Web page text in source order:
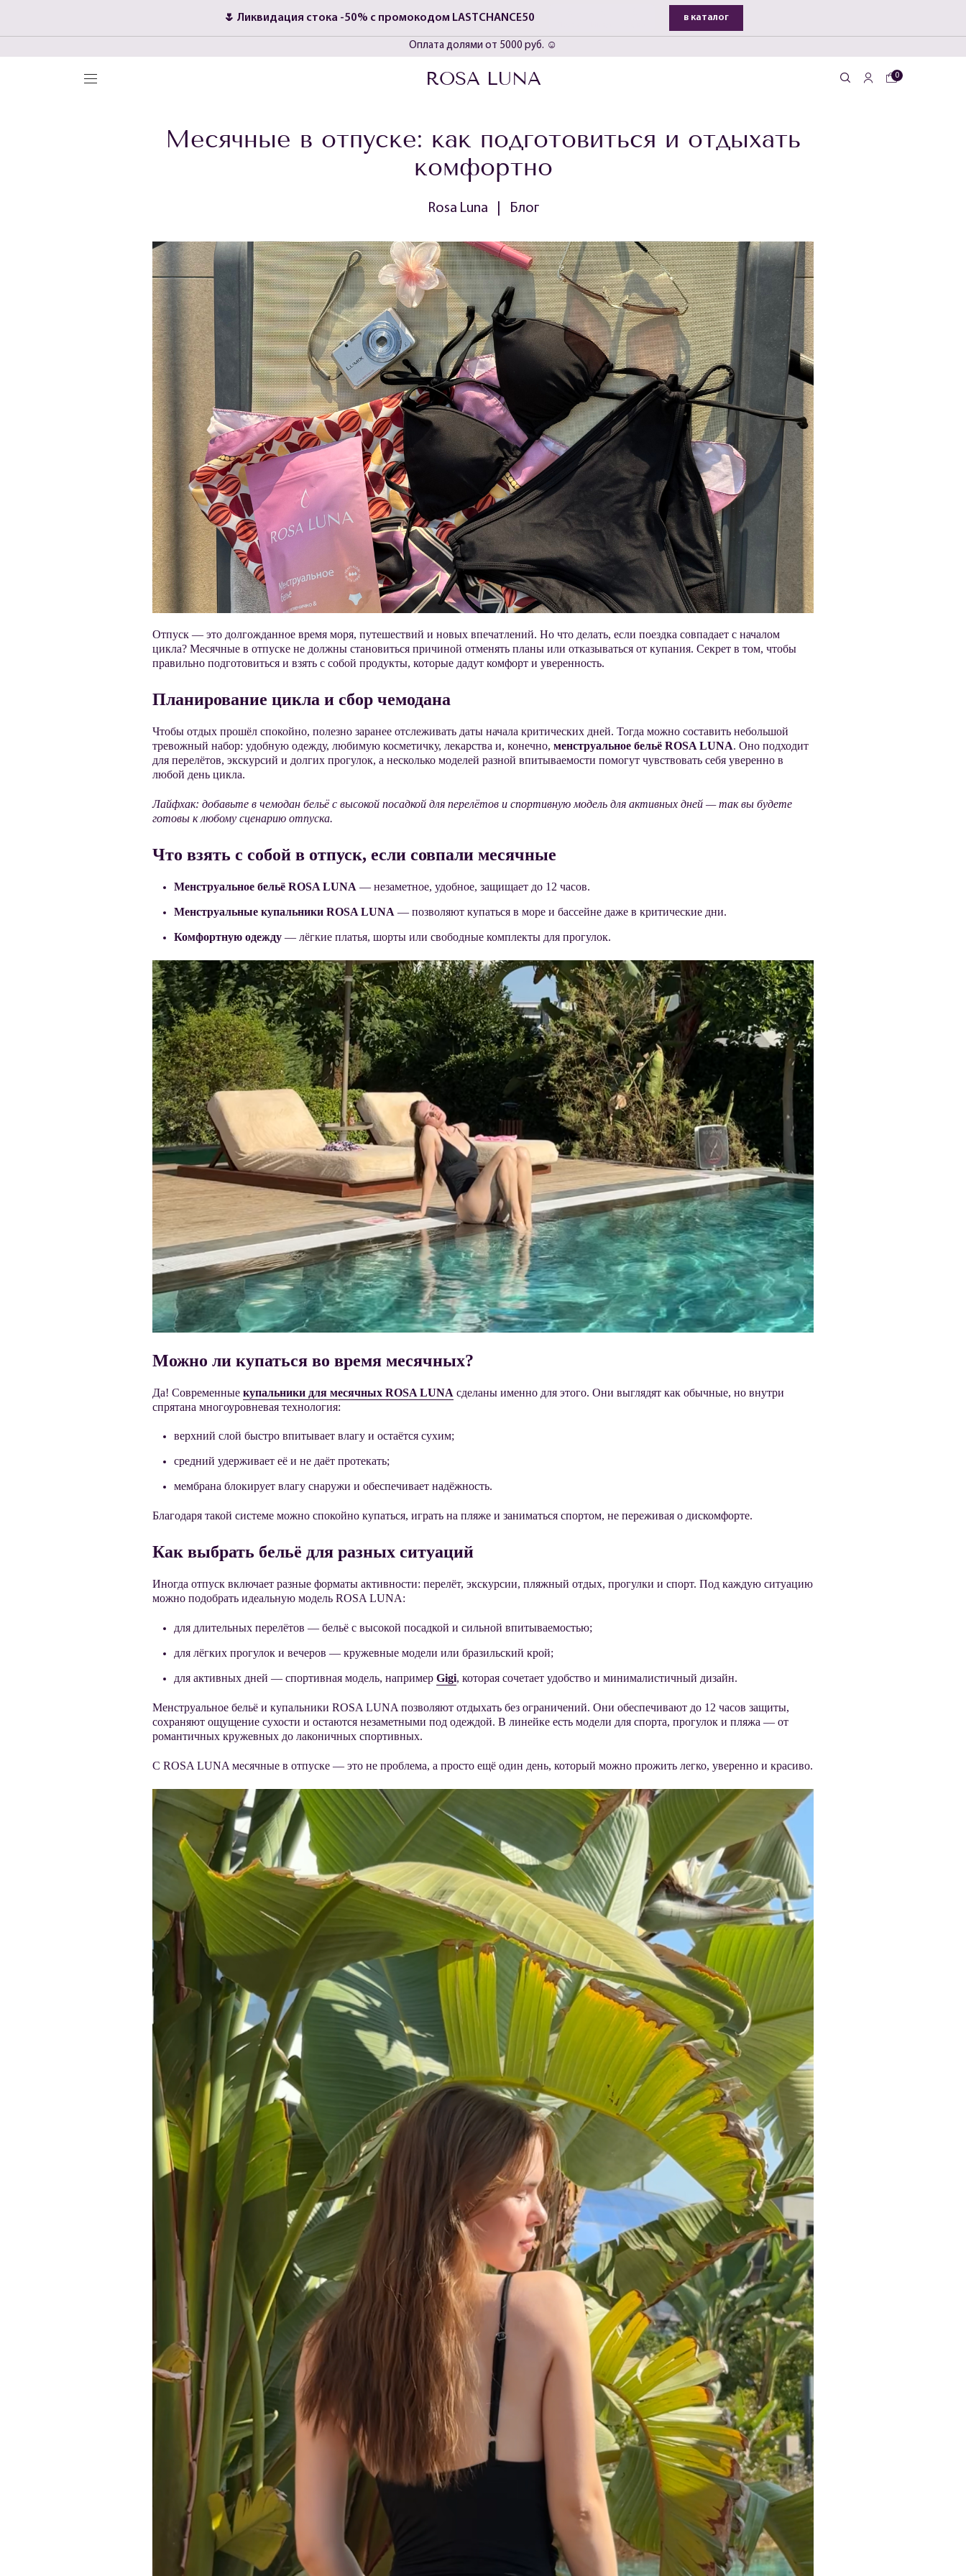
🌷 Ликвидация стока -50% с промокодом LASTCHANCE50 в каталог
Гарантия возврата 60 дней - попробуй и верни, если не понравится 📦
🚚 Бесплатная доставка, возврат и обмен 🤩
Оплата долями от 5000 руб. ☺️
ROSA LUNA 0
Месячные в отпуске: как подготовиться и отдыхать
комфортно
Rosa Luna Блог
Отпуск — это долгожданное время моря, путешествий и новых впечатлений. Но что делать, если поездка совпадает с началом
цикла? Месячные в отпуске не должны становиться причиной отменять планы или отказываться от купания. Секрет в том, чтобы
правильно подготовиться и взять с собой продукты, которые дадут комфорт и уверенность.
Планирование цикла и сбор чемодана
Чтобы отдых прошёл спокойно, полезно заранее отслеживать даты начала критических дней. Тогда можно составить небольшой
тревожный набор: удобную одежду, любимую косметичку, лекарства и, конечно, менструальное бельё ROSA LUNA. Оно подходит
для перелётов, экскурсий и долгих прогулок, а несколько моделей разной впитываемости помогут чувствовать себя уверенно в
любой день цикла.
Лайфхак: добавьте в чемодан бельё с высокой посадкой для перелётов и спортивную модель для активных дней — так вы будете
готовы к любому сценарию отпуска.
Что взять с собой в отпуск, если совпали месячные
Менструальное бельё ROSA LUNA — незаметное, удобное, защищает до 12 часов.
Менструальные купальники ROSA LUNA — позволяют купаться в море и бассейне даже в критические дни.
Комфортную одежду — лёгкие платья, шорты или свободные комплекты для прогулок.
Можно ли купаться во время месячных?
Да! Современные купальники для месячных ROSA LUNA сделаны именно для этого. Они выглядят как обычные, но внутри
спрятана многоуровневая технология:
верхний слой быстро впитывает влагу и остаётся сухим;
средний удерживает её и не даёт протекать;
мембрана блокирует влагу снаружи и обеспечивает надёжность.
Благодаря такой системе можно спокойно купаться, играть на пляже и заниматься спортом, не переживая о дискомфорте.
Как выбрать бельё для разных ситуаций
Иногда отпуск включает разные форматы активности: перелёт, экскурсии, пляжный отдых, прогулки и спорт. Под каждую ситуацию
можно подобрать идеальную модель ROSA LUNA:
для длительных перелётов — бельё с высокой посадкой и сильной впитываемостью;
для лёгких прогулок и вечеров — кружевные модели или бразильский крой;
для активных дней — спортивная модель, например Gigi, которая сочетает удобство и минималистичный дизайн.
Менструальное бельё и купальники ROSA LUNA позволяют отдыхать без ограничений. Они обеспечивают до 12 часов защиты,
сохраняют ощущение сухости и остаются незаметными под одеждой. В линейке есть модели для спорта, прогулок и пляжа — от
романтичных кружевных до лаконичных спортивных.
С ROSA LUNA месячные в отпуске — это не проблема, а просто ещё один день, который можно прожить легко, уверенно и красиво.